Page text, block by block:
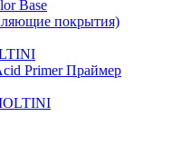
Base
покрытия)
Primer Праймер